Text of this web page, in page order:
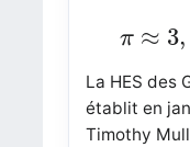
π ≈ 3,
π ≈ 3
La HES des
établit en
Timothy